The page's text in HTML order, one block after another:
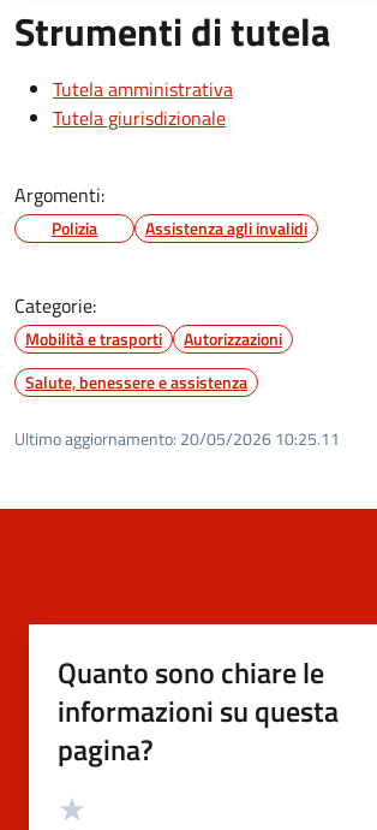
Strumenti di tutela
Tutela amministrativa
Tutela giurisdizionale
Argomenti:
Polizia Assistenza agli invalidi
Categorie:
Mobilità e trasporti
Autorizzazioni
Salute, benessere e assistenza
Ultimo aggiornamento: 20/05/2026 10:25.11
Quanto sono chiare le
informazioni su questa
pagina?
Valutazione